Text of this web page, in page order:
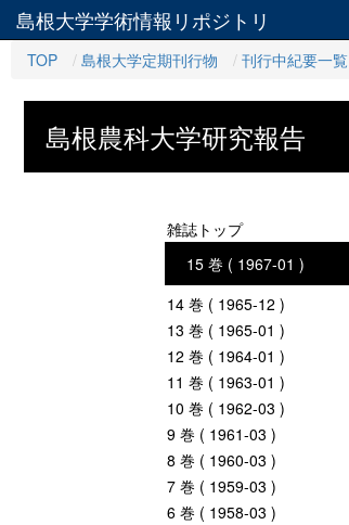
島根大学学術情報リポジトリ
TOP
島根大学定期刊行物 刊行中紀要一覧
島根農科大学研究報告
雑誌トップ
15 巻 ( 1967-01 )
14 巻 ( 1965-12 )
13 巻 ( 1965-01 )
12 巻 ( 1964-01 )
11 巻 ( 1963-01 )
10 巻 ( 1962-03 )
9 巻 ( 1961-03 )
8 巻 ( 1960-03 )
7 巻 ( 1959-03 )
6 巻 ( 1958-03 )